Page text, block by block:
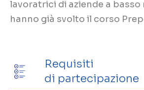
lavoratrici di aziende a basso
hanno già svolto il corso
Requisiti
di partecipazione